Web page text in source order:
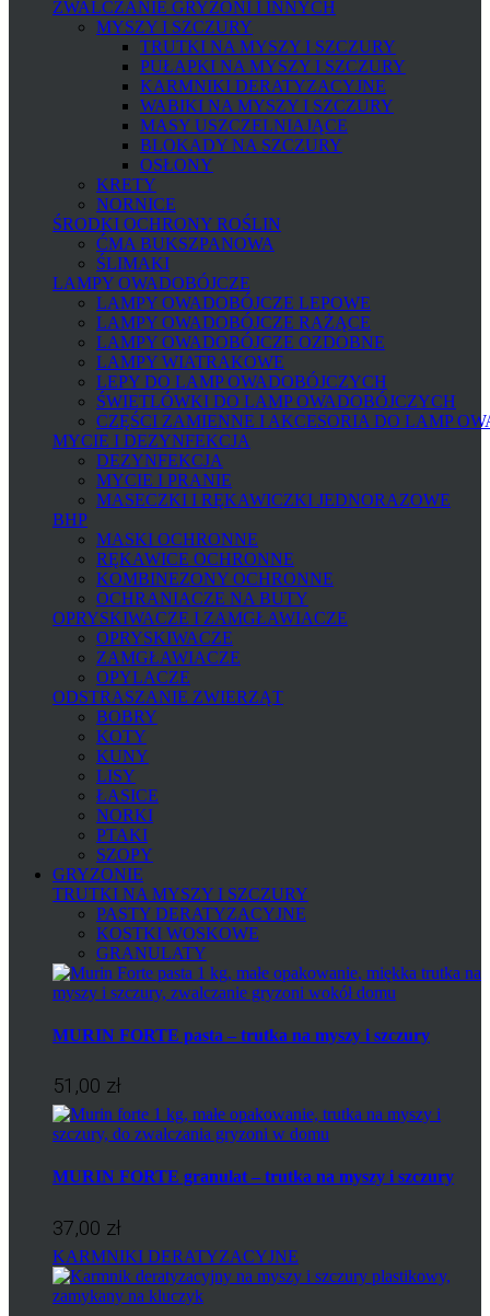
ZWALCZANIE GRYZONI I INNYCH
MYSZY I SZCZURY
TRUTKI NA MYSZY I SZCZURY
PUŁAPKI NA MYSZY I SZCZURY
KARMNIKI DERATYZACYJNE
WABIKI NA MYSZY I SZCZURY
MASY USZCZELNIAJĄCE
BLOKADY NA SZCZURY
OSŁONY
KRETY
NORNICE
ŚRODKI OCHRONY ROŚLIN
ĆMA BUKSZPANOWA
ŚLIMAKI
LAMPY OWADOBÓJCZE
LAMPY OWADOBÓJCZE LEPOWE
LAMPY OWADOBÓJCZE RAŻĄCE
LAMPY OWADOBÓJCZE OZDOBNE
LAMPY WIATRAKOWE
LEPY DO LAMP OWADOBÓJCZYCH
ŚWIETLÓWKI DO LAMP OWADOBÓJCZYCH
CZĘŚCI ZAMIENNE I AKCESORIA DO LAMP
MYCIE I DEZYNFEKCJA
DEZYNFEKCJA
MYCIE I PRANIE
MASECZKI I RĘKAWICZKI JEDNORAZOWE
BHP
MASKI OCHRONNE
RĘKAWICE OCHRONNE
KOMBINEZONY OCHRONNE
OCHRANIACZE NA BUTY
OPRYSKIWACZE I ZAMGŁAWIACZE
OPRYSKIWACZE
ZAMGŁAWIACZE
OPYLACZE
ODSTRASZANIE ZWIERZĄT
BOBRY
KOTY
KUNY
LISY
ŁASICE
NORKI
PTAKI
SZOPY
GRYZONIE
TRUTKI NA MYSZY I SZCZURY
PASTY DERATYZACYJNE
KOSTKI WOSKOWE
GRANULATY
MURIN FORTE pasta – trutka na myszy i szczury
51,00 zł
MURIN FORTE granulat – trutka na myszy i szczury
37,00 zł
KARMNIKI DERATYZACYJNE